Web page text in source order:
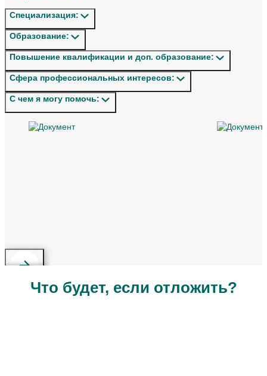
Специализация:
Образование:
Повышение квалификации и доп. образование:
Сфера профессиональных интересов:
С чем я могу помочь:
Что будет, если отложить?